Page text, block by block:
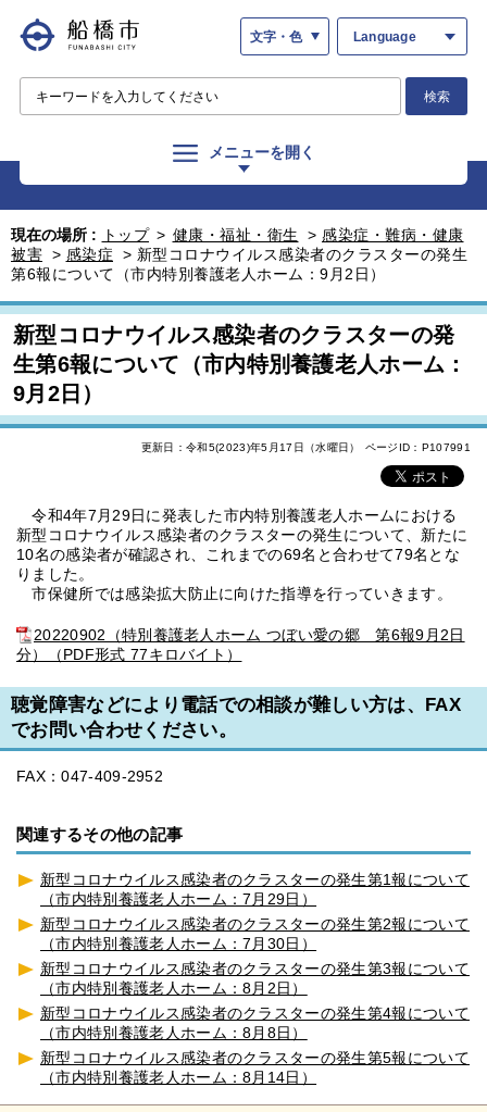
文字・色 Language
検索
メニューを開く
現在の場所 : トップ > 健康・福祉・衛生 > 感染症・難病・健康
被害 > 感染症 > 新型コロナウイルス感染者のクラスターの発生
第6報について（市内特別養護老人ホーム：9月2日）
新型コロナウイルス感染者のクラスターの発
生第6報について（市内特別養護老人ホーム：
9月2日）
更新日：令和5(2023)年5月17日（水曜日） ページID：P107991
令和4年7月29日に発表した市内特別養護老人ホームにおける
新型コロナウイルス感染者のクラスターの発生について、新たに
10名の感染者が確認され、これまでの69名と合わせて79名とな
りました。
市保健所では感染拡大防止に向けた指導を行っていきます。
20220902（特別養護老人ホーム つぼい愛の郷 第6報9月2日
分）（PDF形式 77キロバイト）
聴覚障害などにより電話での相談が難しい方は、FAX
でお問い合わせください。
FAX：047-409-2952
関連するその他の記事
新型コロナウイルス感染者のクラスターの発生第1報について
（市内特別養護老人ホーム：7月29日）
新型コロナウイルス感染者のクラスターの発生第2報について
（市内特別養護老人ホーム：7月30日）
新型コロナウイルス感染者のクラスターの発生第3報について
（市内特別養護老人ホーム：8月2日）
新型コロナウイルス感染者のクラスターの発生第4報について
（市内特別養護老人ホーム：8月8日）
新型コロナウイルス感染者のクラスターの発生第5報について
（市内特別養護老人ホーム：8月14日）